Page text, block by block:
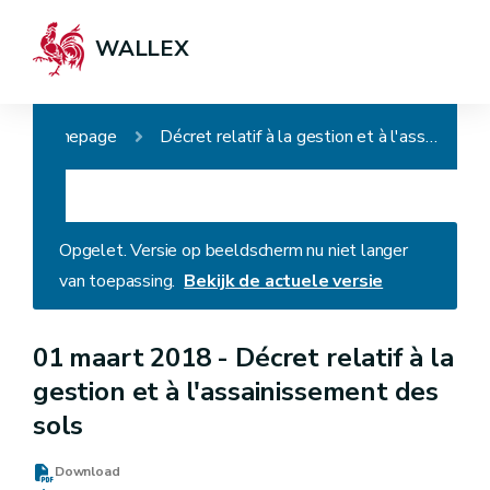
WALLEX
Homepage Décret relatif à la gestion et à l'assainissement des sols
Opgelet. Versie op beeldscherm nu niet langer
van toepassing. Bekijk de actuele versie
01 maart 2018 - Décret relatif à la
gestion et à l'assainissement des
sols
Download